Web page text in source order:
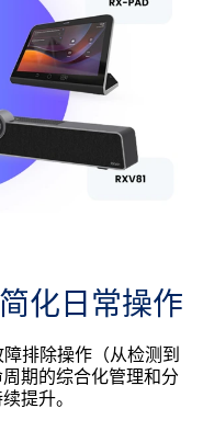
化日常操作
排除操作（从检测到
期的综合化管理和分
提升。